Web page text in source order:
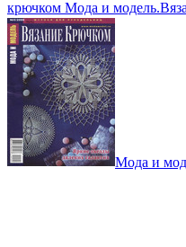
крючком Мода и
Мода и